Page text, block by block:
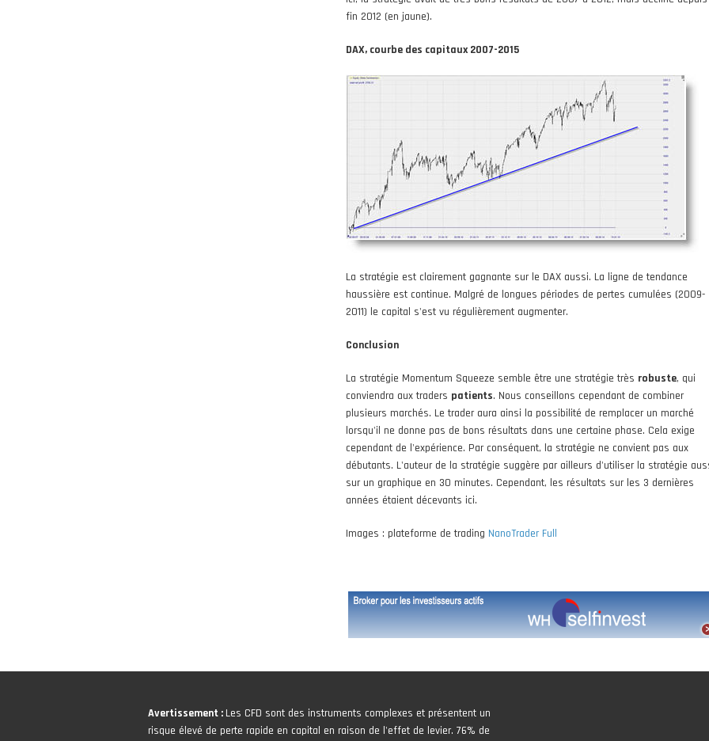
fin 2012 (en jaune).
DAX, courbe des capitaux 2007-2015
La stratégie est clairement gagnante sur le DAX aussi. La ligne de tendance
haussière est continue. Malgré de longues périodes de pertes cumulées (2009-
2011) le capital s'est vu régulièrement augmenter.
Conclusion
La stratégie Momentum Squeeze semble être une stratégie très robuste, qui
conviendra aux traders patients. Nous conseillons cependant de combiner
plusieurs marchés. Le trader aura ainsi la possibilité de remplacer un marché
lorsqu'il ne donne pas de bons résultats dans une certaine phase. Cela exige
cependant de l'expérience. Par conséquent, la stratégie ne convient pas aux
débutants. L'auteur de la stratégie suggère par ailleurs d'utiliser la stratégie
sur un graphique en 30 minutes. Cependant, les résultats sur les 3 dernières
années étaient décevants ici.
Images : plateforme de trading NanoTrader Full
Avertissement : Les CFD sont des instruments complexes et présentent un
risque élevé de perte rapide en capital en raison de l'effet de levier. 76% de